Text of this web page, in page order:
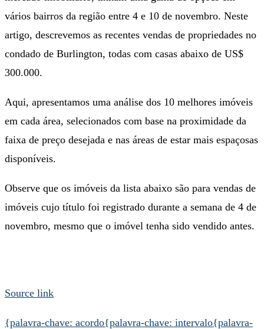
vários bairros da região entre 4 e 10 de novembro. Neste
artigo, descrevemos as recentes vendas de propriedades no
condado de Burlington, todas com casas abaixo de US$
300.000.
Aqui, apresentamos uma análise dos 10 melhores imóveis
em cada área, selecionados com base na proximidade da
faixa de preço desejada e nas áreas de estar mais espaçosas
disponíveis.
Observe que os imóveis da lista abaixo são para vendas de
imóveis cujo título foi registrado durante a semana de 4 de
novembro, mesmo que o imóvel tenha sido vendido antes.
Source link
{palavra-chave: acordo{palavra-chave: intervalo{palavra-